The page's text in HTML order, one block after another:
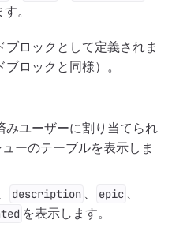
。
ロックとして定義されま
ロックと同様）。
みユーザーに割り当てられ
ーのテーブルを表示しま
description 、 epic 、
を表示します。